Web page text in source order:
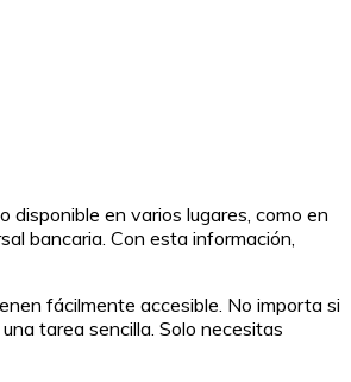
disponible en varios lugares, como en
bancaria. Con esta información,
fácilmente accesible. No importa si
tarea sencilla. Solo necesitas